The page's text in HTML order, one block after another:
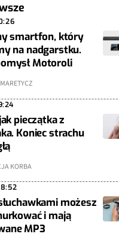
smartfon, który
na nadgarstku.
Motoroli
pieczątka z
Koniec strachu
KORBA
możesz
i mają
MP3